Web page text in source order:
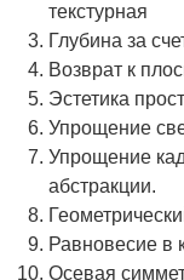
текстурная
Глубина за
Возврат к
Эстетика
Упрощение
Упрощение
абстракции.
Равновесие в
Осевая